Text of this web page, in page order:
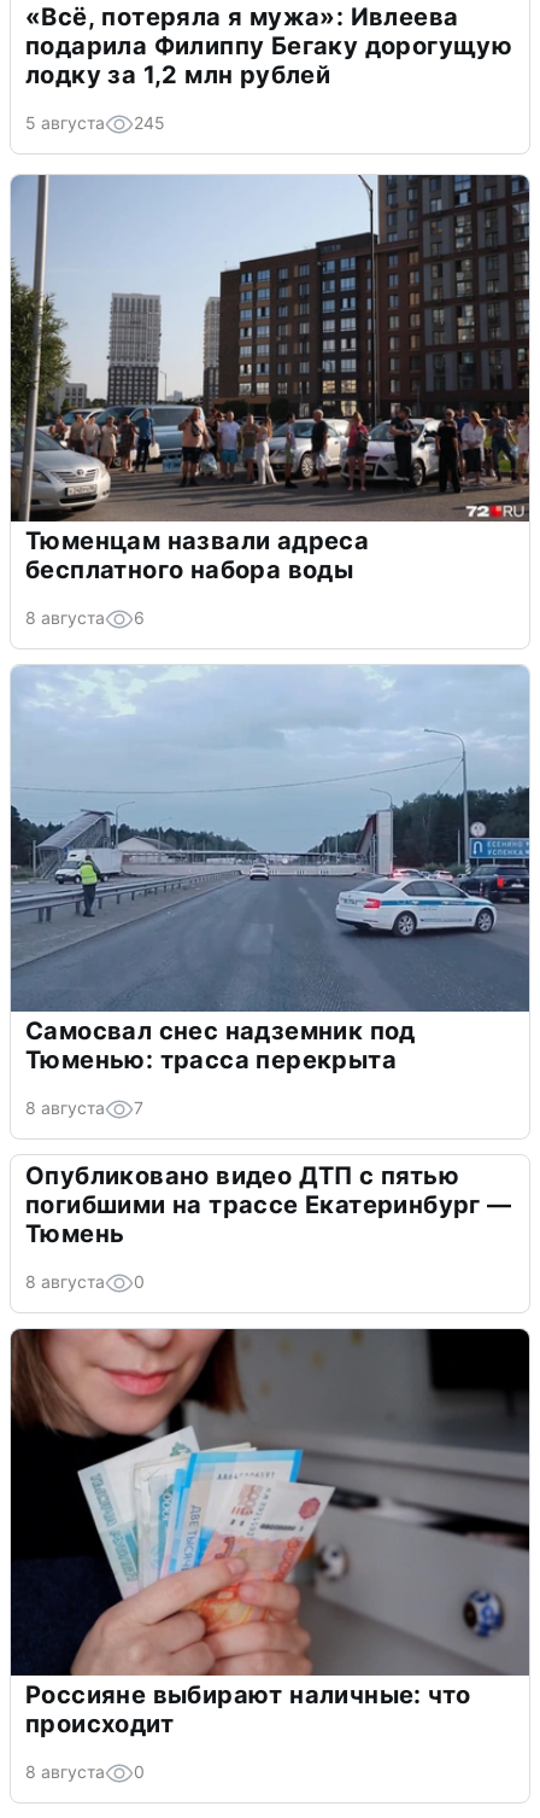
«Всё, потеряла я мужа»: Ивлеева
подарила Филиппу Бегаку дорогущую
лодку за 1,2 млн рублей
5 августа 245
Тюменцам назвали адреса
бесплатного набора воды
8 августа 6
Самосвал снес надземник под
Тюменью: трасса перекрыта
8 августа 7
Опубликовано видео ДТП с пятью
погибшими на трассе Екатеринбург —
Тюмень
8 августа 0
Россияне выбирают наличные: что
происходит
8 августа 0